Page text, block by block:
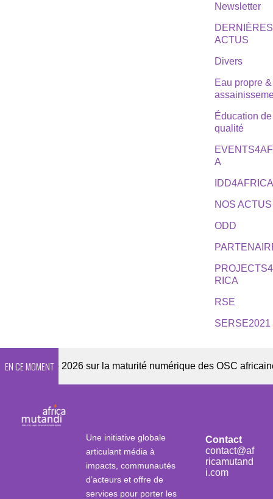
Newsletter
DERNIÈRES
ACTUS
Divers
Eau propre &
Éducation de
qualité
A
NOS ACTUS
ODD
RICA
RSE
SERSE2021
EN CE MOMENT
2026 sur la maturité numérique des OSC africaines
Une initiative globale
articulant média à
impacts, communautés
d’acteurs et offre de
services pour porter les
Contact
contact@af
ricamutand
i.com